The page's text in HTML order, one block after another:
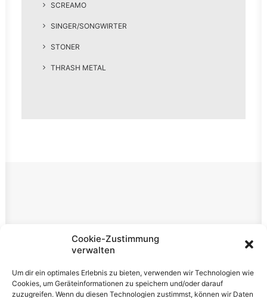
Cookie-Zustimmung
verwalten
Um dir ein optimales Erlebnis zu bieten, verwenden wir Technologien wie
Cookies, um Geräteinformationen zu speichern und/oder darauf
zuzugreifen. Wenn du diesen Technologien zustimmst, können wir Daten
SCREAMO
SINGER/SONGWIRTER
STONER
THRASH METAL
Rechtliches
Datenschutzerklärung
Cookie-Richtlinie (EU)